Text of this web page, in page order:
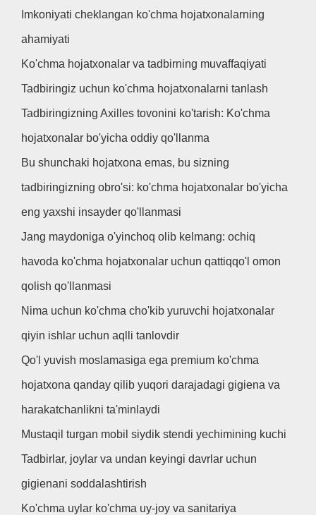
Imkoniyati cheklangan ko'chma hojatxonalarning
ahamiyati
Ko'chma hojatxonalar va tadbirning muvaffaqiyati
Tadbiringiz uchun ko'chma hojatxonalarni tanlash
Tadbiringizning Axilles tovonini ko'tarish: Ko'chma
hojatxonalar bo'yicha oddiy qo'llanma
Bu shunchaki hojatxona emas, bu sizning
tadbiringizning obro'si: ko'chma hojatxonalar bo'yicha
eng yaxshi insayder qo'llanmasi
Jang maydoniga o'yinchoq olib kelmang: ochiq
havoda ko'chma hojatxonalar uchun qattiqqo'l omon
qolish qo'llanmasi
Nima uchun ko'chma cho'kib yuruvchi hojatxonalar
qiyin ishlar uchun aqlli tanlovdir
Qo'l yuvish moslamasiga ega premium ko'chma
hojatxona qanday qilib yuqori darajadagi gigiena va
harakatchanlikni ta'minlaydi
Mustaqil turgan mobil siydik stendi yechimining kuchi
Tadbirlar, joylar va undan keyingi davrlar uchun
gigienani soddalashtirish
Ko'chma uylar ko'chma uy-joy va sanitariya